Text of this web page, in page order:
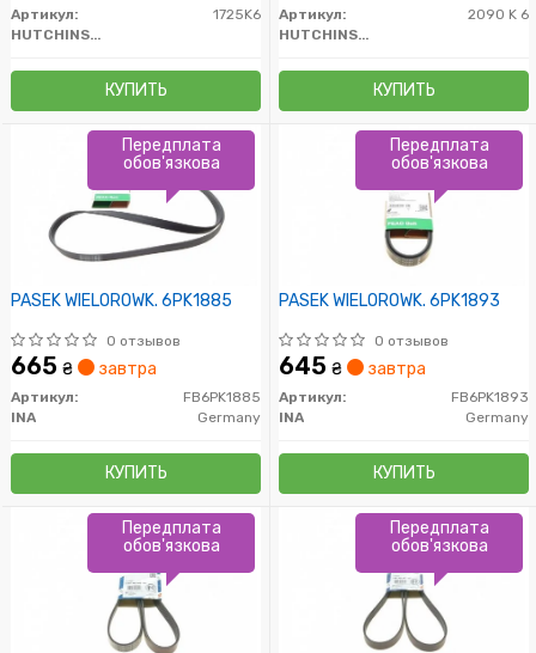
Артикул:
1725K6
HUTCHINSON
КУПИТЬ
Артикул:
2090 K 6
HUTCHINSON
КУПИТЬ
PASEK WIELOROWK. 6PK1885
0 отзывов
665 ₴ завтра
Артикул:
FB6PK1885
INA
Germany
КУПИТЬ
Передплата
обов'язкова
PASEK WIELOROWK. 6PK1893
0 отзывов
645 ₴ завтра
Артикул:
FB6PK1893
INA
Germany
КУПИТЬ
Передплата
обов'язкова
Передплата
обов'язкова
Передплата
обов'язкова